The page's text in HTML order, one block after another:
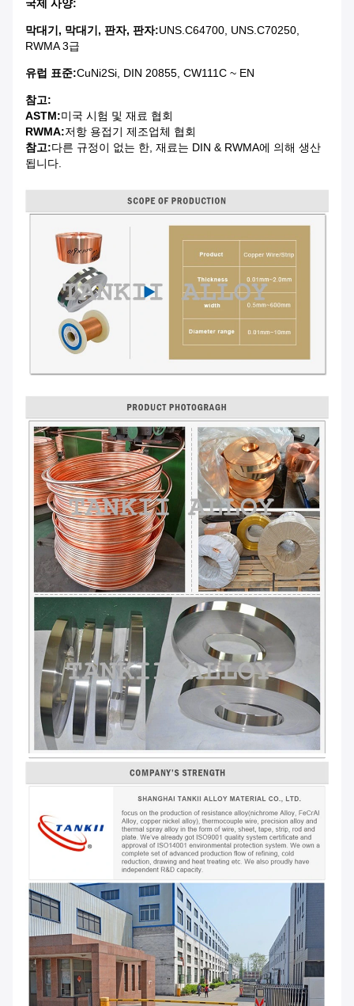
국제 사양:
막대기, 막대기, 판자, 판자:UNS.C64700, UNS.C70250,
RWMA 3급
유럽 표준:CuNi2Si, DIN 20855, CW111C ~ EN
참고:
ASTM:미국 시험 및 재료 협회
RWMA:저항 용접기 제조업체 협회
참고:다른 규정이 없는 한, 재료는 DIN & RWMA에 의해 생산
됩니다.